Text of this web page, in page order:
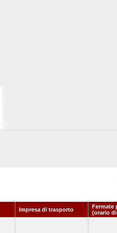
Impresa di trasporto
Fermate
(orario